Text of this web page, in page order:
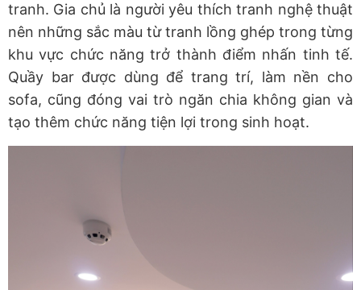
tranh. Gia chủ là người yêu thích tranh nghệ thuật
nên những sắc màu từ tranh lồng ghép trong từng
khu vực chức năng trở thành điểm nhấn tinh tế.
Quầy bar được dùng để trang trí, làm nền cho
sofa, cũng đóng vai trò ngăn chia không gian và
tạo thêm chức năng tiện lợi trong sinh hoạt.